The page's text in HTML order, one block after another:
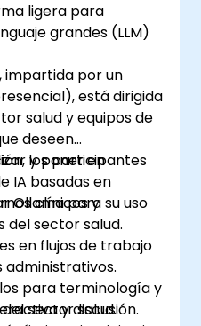
ligera para
grandes (LLM)
impartida por un
está dirigida
salud y equipos de
deseen
y poner en
IA basadas en
clínicos y
los participantes
Ollama para su uso
del sector salud.
en flujos de trabajo
para terminología y
sector salud.
y discusión.